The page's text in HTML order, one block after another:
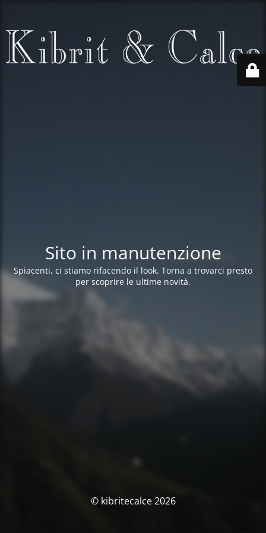
Sito in manutenzione
Spiacenti, ci stiamo rifacendo il look. Torna a trovarci presto
per scoprire le ultime novità.
© kibritecalce 2026